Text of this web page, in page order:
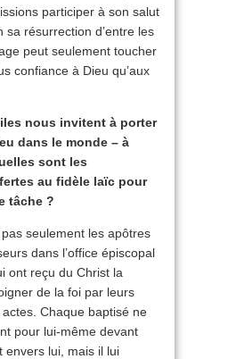
participer à son salut
sa résurrection d’entre les
peut seulement toucher
confiance à Dieu qu’aux
nous invitent à porter
dans le monde – à
sont les
au fidèle laïc pour
tâche ?
seulement les apôtres
dans l’office épiscopal
ont reçu du Christ la
de la foi par leurs
Chaque baptisé ne
pour lui-même devant
envers lui, mais il lui